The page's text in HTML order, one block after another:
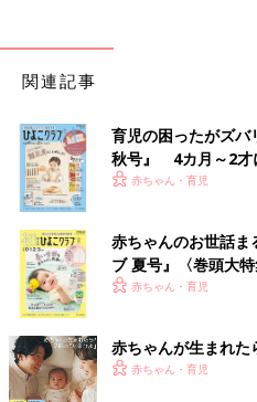
関連記事
育児の困ったがズバ
秋号』 4カ月～2才
いっぱい！
赤ちゃん・育児
赤ちゃんのお世話ま
ブ 夏号』〈巻頭大
く！ おっぱい・ミ
赤ちゃん・育児
赤ちゃんが生まれた
赤ちゃん・育児